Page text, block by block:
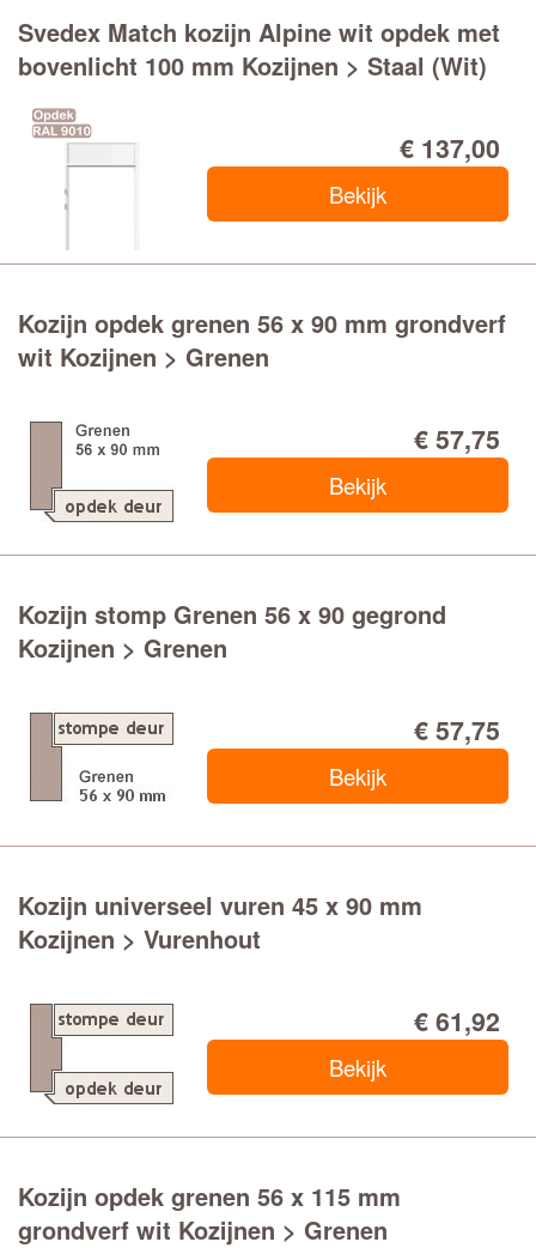
Svedex Match kozijn Alpine wit opdek met
bovenlicht 100 mm Kozijnen > Staal (Wit)
€ 137,00
Bekijk
Kozijn opdek grenen 56 x 90 mm grondverf
wit Kozijnen > Grenen
€ 57,75
Bekijk
Kozijn stomp Grenen 56 x 90 gegrond
Kozijnen > Grenen
€ 57,75
Bekijk
Kozijn universeel vuren 45 x 90 mm
Kozijnen > Vurenhout
€ 61,92
Bekijk
Kozijn opdek grenen 56 x 115 mm
grondverf wit Kozijnen > Grenen